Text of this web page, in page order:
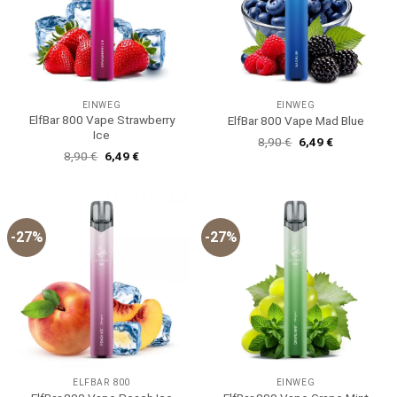
EINWEG
ElfBar 800 Vape Strawberry
Ice
8,90€ Ursprünglicher
Preis
6,49€Aktueller
EINWEG
ElfBar 800 Vape Mad Blue
8,90€ Ursprünglicher
Preis
6,49€Aktueller
-27%
ELFBAR 800
-27%
EINWEG